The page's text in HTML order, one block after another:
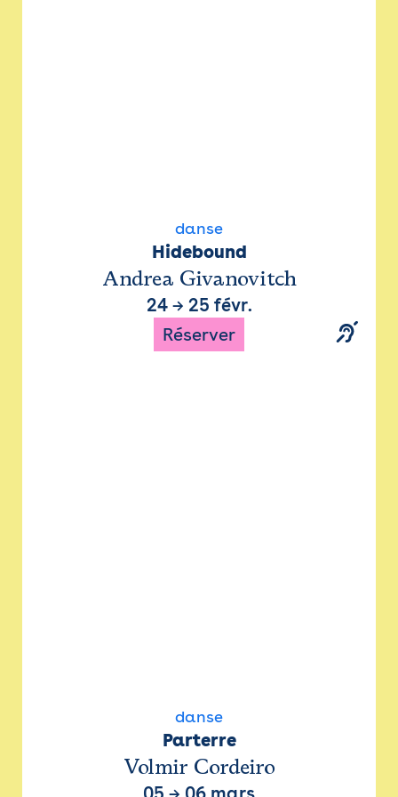
danse
Hidebound
Andrea Givanovitch
24→ 25 févr.
Réserver
danse
Parterre
Volmir Cordeiro